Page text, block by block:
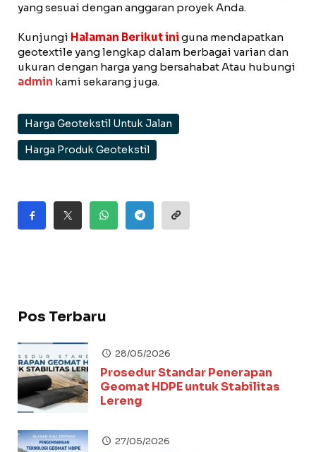
yang sesuai dengan anggaran proyek Anda.
Kunjungi Halaman Berikut ini guna mendapatkan
geotextile yang lengkap dalam berbagai varian dan
ukuran dengan harga yang bersahabat Atau hubungi
admin kami sekarang juga.
Harga Geotekstil Untuk Jalan
Harga Produk Geotekstil
Pos Terbaru
28/05/2026
Prosedur Standar Penerapan
Geomat HDPE untuk Stabilitas
Lereng
27/05/2026